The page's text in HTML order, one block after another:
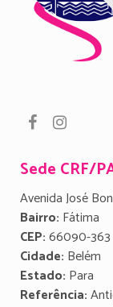
Sede CRF/
Avenida José
Bairro: Fátima
CEP:66090-363
Cidade: Belém
Estado: Para
Referência: